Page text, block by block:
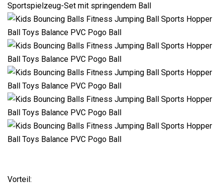
Sportspielzeug-Set mit springendem Ball
Vorteil: